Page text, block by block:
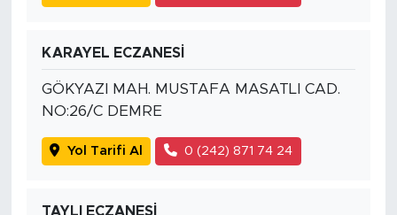
KARAYEL ECZANESİ
GÖKYAZI MAH. MUSTAFA MASATLI CAD.
NO:26/C DEMRE
Yol Tarifi Al 0 (242) 871 74 24
TAYLI ECZANESİ